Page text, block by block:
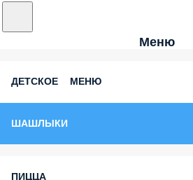
Меню
ДЕТСКОЕ МЕНЮ
ШАШЛЫКИ
ПИЦЦА